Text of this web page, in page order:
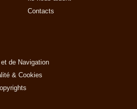
Contacts
de Navigation
& Cookies